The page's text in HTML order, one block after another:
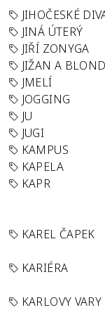
JIHOČESKÉ
JINÁ ÚTERÝ
JIŘÍ ZONYGA
JIŽAN A
JMELÍ
JOGGING
JU
JUGI
KAMPUS
KAPELA
KAPR
KAREL ČAPEK
KARIÉRA
KARLOVY VARY